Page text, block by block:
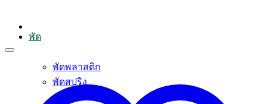
พัด
พัดพลาสติก
พัดสปริง